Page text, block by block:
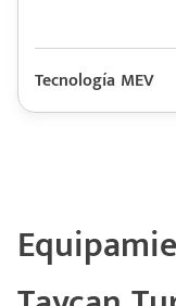
Tecnología MEV
Descripción de